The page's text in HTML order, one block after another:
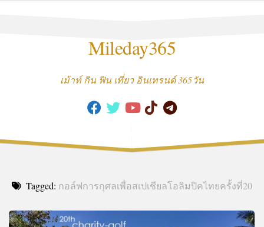
Mileday365
เม้าท์ กิน ฟิน เที่ยว อินเทรนด์ 365วัน
Tagged: กอล์ฟการกุศลเพื่อสเปเชียลโอลิมปิคไทยครั้งที่20